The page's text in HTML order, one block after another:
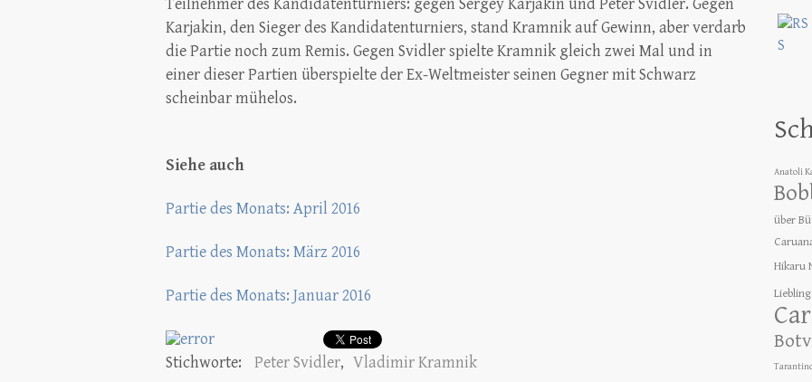
Teilnehmer des Kandidatenturniers: gegen Sergey Karjakin und Peter Svidler. Gegen
Karjakin, den Sieger des Kandidatenturniers, stand Kramnik auf Gewinn, aber verdarb
die Partie noch zum Remis. Gegen Svidler spielte Kramnik gleich zwei Mal und in
einer dieser Partien überspielte der Ex-Weltmeister seinen Gegner mit Schwarz
scheinbar mühelos.
Siehe auch
Partie des Monats: April 2016
Partie des Monats: März 2016
Partie des Monats: Januar 2016
Stichworte: Peter Svidler, Vladimir Kramnik
Anatoli
über
Hikaru